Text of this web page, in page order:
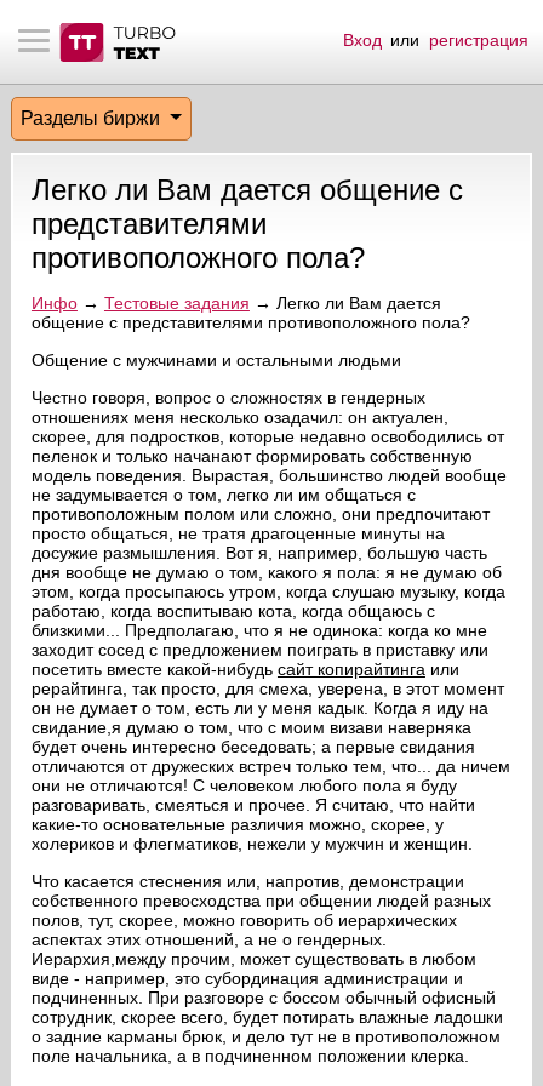
материалы
биржи
эфир
на сайте
сообщения
по форуму
Вход или регистрация
Разделы биржи
Легко ли Вам дается общение с
представителями
противоположного пола?
Инфо→ Тестовые задания → Легко ли Вам дается
общение с представителями противоположного пола?
Общение с мужчинами и остальными людьми
Честно говоря, вопрос о сложностях в гендерных
отношениях меня несколько озадачил: он актуален,
скорее, для подростков, которые недавно освободились от
пеленок и только начанают формировать собственную
модель поведения. Вырастая, большинство людей вообще
не задумывается о том, легко ли им общаться с
противоположным полом или сложно, они предпочитают
просто общаться, не тратя драгоценные минуты на
досужие размышления. Вот я, например, большую часть
дня вообще не думаю о том, какого я пола: я не думаю об
этом, когда просыпаюсь утром, когда слушаю музыку, когда
работаю, когда воспитываю кота, когда общаюсь с
близкими... Предполагаю, что я не одинока: когда ко мне
заходит сосед с предложением поиграть в приставку или
посетить вместе какой-нибудь сайт копирайтинга или
рерайтинга, так просто, для смеха, уверена, в этот момент
он не думает о том, есть ли у меня кадык. Когда я иду на
свидание,я думаю о том, что с моим визави наверняка
будет очень интересно беседовать; а первые свидания
отличаются от дружеских встреч только тем, что... да ничем
они не отличаются! С человеком любого пола я буду
разговаривать, смеяться и прочее. Я считаю, что найти
какие-то основательные различия можно, скорее, у
холериков и флегматиков, нежели у мужчин и женщин.
Что касается стеснения или, напротив, демонстрации
собственного превосходства при общении людей разных
полов, тут, скорее, можно говорить об иерархических
аспектах этих отношений, а не о гендерных.
Иерархия,между прочим, может существовать в любом
виде - например, это субординация администрации и
подчиненных. При разговоре с боссом обычный офисный
сотрудник, скорее всего, будет потирать влажные ладошки
о задние карманы брюк, и дело тут не в противоположном
поле начальника, а в подчиненном положении клерка.